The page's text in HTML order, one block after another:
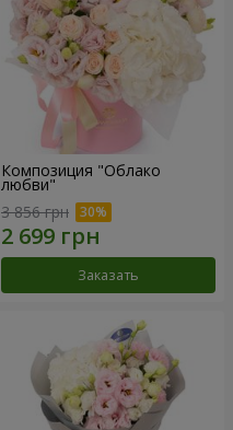
Композиция "Облако
любви"
3 856 грн
Заказать